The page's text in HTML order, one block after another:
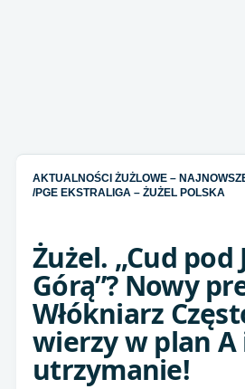
AKTUALNOŚCI ŻUŻLOWE –
/PGE EKSTRALIGA – ŻUŻEL POLSKA
Żużel. „Cud pod
Górą”? Nowy
Włókniarz
wierzy w plan A
utrzymanie!